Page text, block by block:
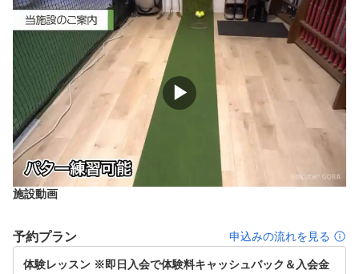
▶
施設動画
予約プラン 申込みの流れを見る
体験レッスン ※即日入会で体験料キャッシュバック＆入会金